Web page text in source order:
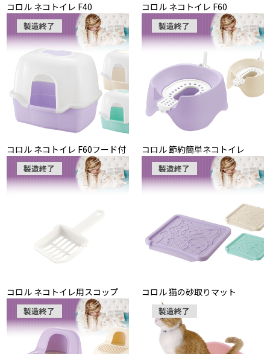
コロル ネコトイレ F40 コロル ネコトイレ F60
製造終了
コロル ネコトイレ F60フード付
製造終了
コロル 節約簡単ネコトイレ
製造終了
コロル ネコトイレ用スコップ
製造終了
コロル 猫の砂取りマット
製造終了 製造終了